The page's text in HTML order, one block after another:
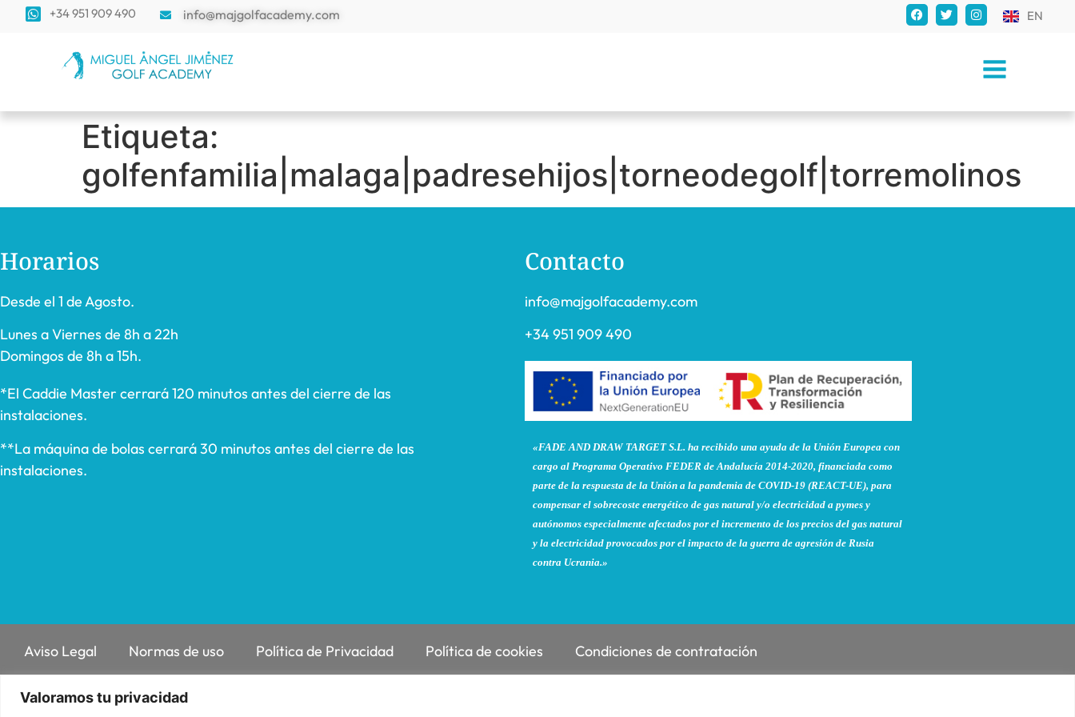
Valoramos tu privacidad
+34 951 909 490 info@majgolfacademy.com EN
Etiqueta:
golfenfamilia|malaga|padresehijos|torneodegolf|torremolinos
Horarios
Desde el 1 de Agosto.
Lunes a Viernes de 8h a 22h
Domingos de 8h a 15h.
*El Caddie Master cerrará 120 minutos antes del cierre de las
instalaciones.
**La máquina de bolas cerrará 30 minutos antes del cierre de las
instalaciones.
Contacto
info@majgolfacademy.com
+34 951 909 490
«FADE AND DRAW TARGET S.L. ha recibido una ayuda de la Unión Europea con
cargo al Programa Operativo FEDER de Andalucía 2014-2020, financiada como
parte de la respuesta de la Unión a la pandemia de COVID-19 (REACT-UE), para
compensar el sobrecoste energético de gas natural y/o electricidad a pymes y
autónomos especialmente afectados por el incremento de los precios del gas natural
y la electricidad provocados por el impacto de la guerra de agresión de Rusia
contra Ucrania.»
Aviso Legal Normas de uso Política de Privacidad Política de cookies Condiciones de contratación